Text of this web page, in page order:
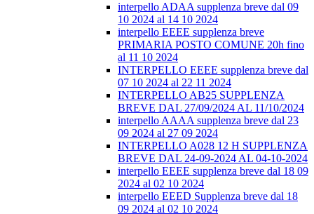
interpello ADAA supplenza breve dal 09
10 2024 al 14 10 2024
interpello EEEE supplenza breve
PRIMARIA POSTO COMUNE 20h fino
al 11 10 2024
INTERPELLO EEEE supplenza breve dal
07 10 2024 al 22 11 2024
INTERPELLO AB25 SUPPLENZA
BREVE DAL 27/09/2024 AL 11/10/2024
interpello AAAA supplenza breve dal 23
09 2024 al 27 09 2024
INTERPELLO A028 12 H SUPPLENZA
BREVE DAL 24-09-2024 AL 04-10-2024
interpello EEEE supplenza breve dal 18 09
2024 al 02 10 2024
interpello EEED Supplenza breve dal 18
09 2024 al 02 10 2024